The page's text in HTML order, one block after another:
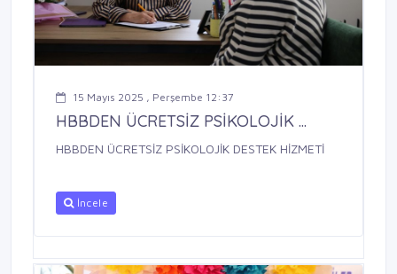
15 Mayıs 2025 , Perşembe 12:37
HBBDEN ÜCRETSİZ PSİKOLOJİK ...
HBBDEN ÜCRETSİZ PSİKOLOJİK DESTEK HİZMETİ
İncele